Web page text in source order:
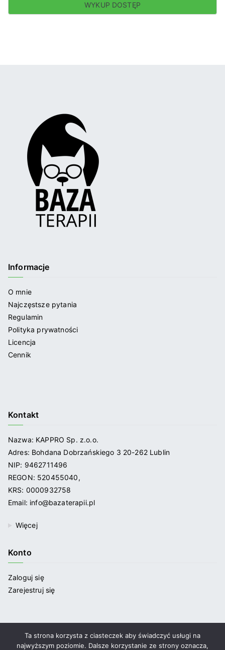
WYKUP DOSTĘP
Informacje
O mnie
Najczęstsze pytania
Regulamin
Polityka prywatności
Licencja
Cennik
Kontakt
Nazwa: KAPPRO Sp. z.o.o.
Adres: Bohdana Dobrzańskiego 3 20-262 Lublin
NIP: 9462711496
REGON: 520455040,
KRS: 0000932758
Email: info@bazaterapii.pl
Więcej
Konto
Zaloguj się
Zarejestruj się
Ta strona korzysta z ciasteczek aby świadczyć usługi na
najwyższym poziomie. Dalsze korzystanie ze strony oznacza,